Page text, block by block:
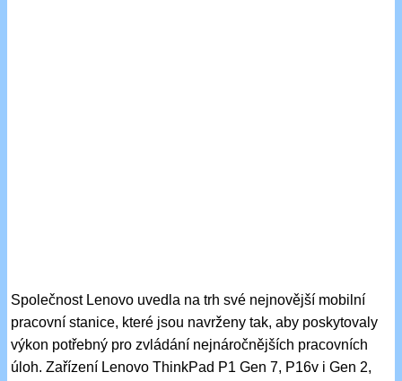
Společnost Lenovo uvedla na trh své nejnovější mobilní
pracovní stanice, které jsou navrženy tak, aby poskytovaly
výkon potřebný pro zvládání nejnáročnějších pracovních
úloh. Zařízení Lenovo ThinkPad P1 Gen 7, P16v i Gen 2,